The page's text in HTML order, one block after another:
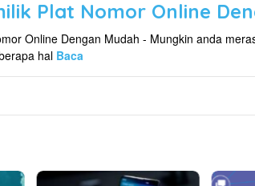
Plat Nomor Online
Online Dengan Mudah - Mungkin anda
hal Baca